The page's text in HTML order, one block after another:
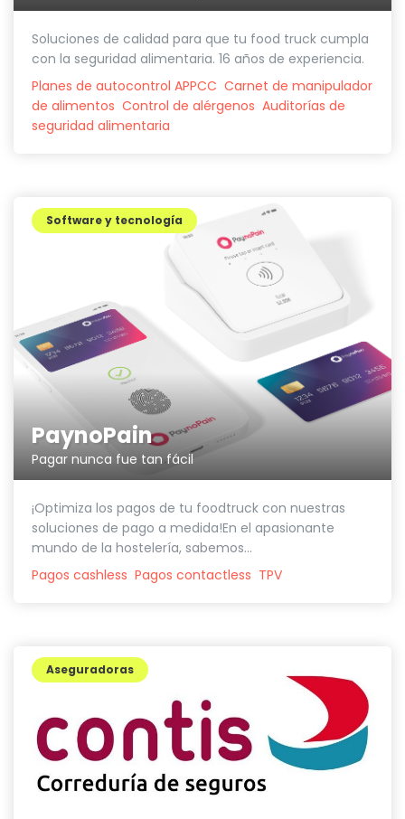
Soluciones de calidad para que tu food truck cumpla
con la seguridad alimentaria. 16 años de experiencia.
Planes de autocontrol APPCC Carnet de manipulador
de alimentos Control de alérgenos Auditorías de
seguridad alimentaria
PaynoPain
Pagar nunca fue tan fácil
Software y tecnología
¡Optimiza los pagos de tu foodtruck con nuestras
soluciones de pago a medida!En el apasionante
mundo de la hostelería, sabemos...
Pagos cashless Pagos contactless TPV
Aseguradoras